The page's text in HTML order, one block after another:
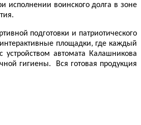
исполнении воинского долга в зоне
подготовки и патриотического
площадки, где каждый
автомата Калашникова
гигиены. Вся готовая продукция